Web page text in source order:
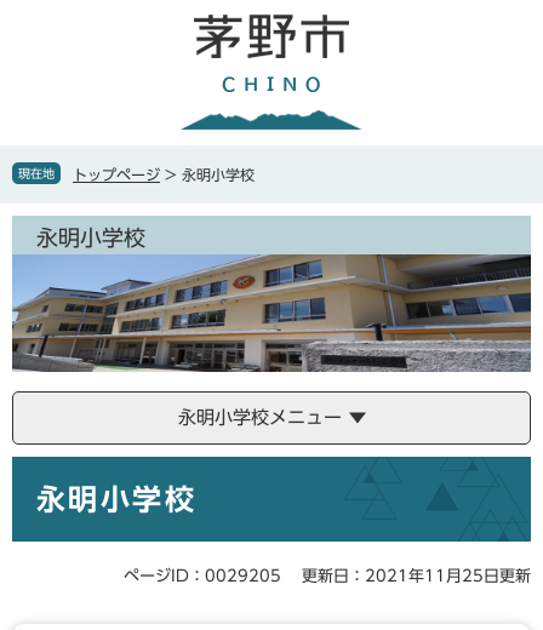
で
。
ば
て
現在地 トップページ > 永明小学校
永明小学校
永明小学校メニュー
永明小学校
ページID：0029205 更新日：2021年11月25日更新